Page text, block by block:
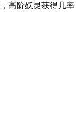
高阶妖灵获得几率